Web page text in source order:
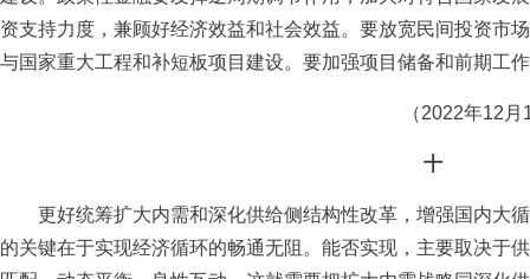
资支持力度，兼顾好经济效益和社会效益。要放宽民间投资市
与国家重大工程和补短板项目建设。要加强项目储备和前期工
（2022年12月
十
更好统筹扩大内需和深化供给侧结构性改革，增强国内大
的关键在于实现经济循环的畅通无阻。能否实现，主要取决于